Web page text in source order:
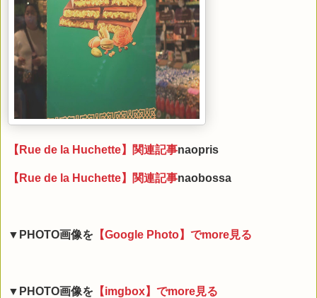
【Rue de la Huchette】関連記事naopris
【Rue de la Huchette】関連記事naobossa
▼PHOTO画像を 【Google Photo】でmore見る
▼PHOTO画像を 【imgbox】でmore見る